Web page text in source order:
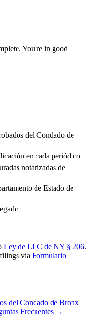
You're in good
del Condado de
en cada periódico
notarizadas de
de Estado de
Ley de LLC de NY § 206.
via Formulario
del Condado de Bronx
Frecuentes →